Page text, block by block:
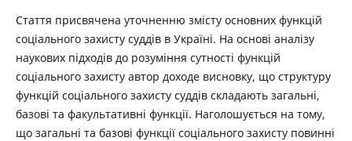
Стаття присвячена уточненню змісту основних функцій
соціального захисту суддів в Україні. На основі аналізу
наукових підходів до розуміння сутності функцій
соціального захисту автор доходе висновку, що структуру
функцій соціального захисту суддів складають загальні,
базові та факультативні функції. Наголошується на тому,
що загальні та базові функції соціального захисту повинні